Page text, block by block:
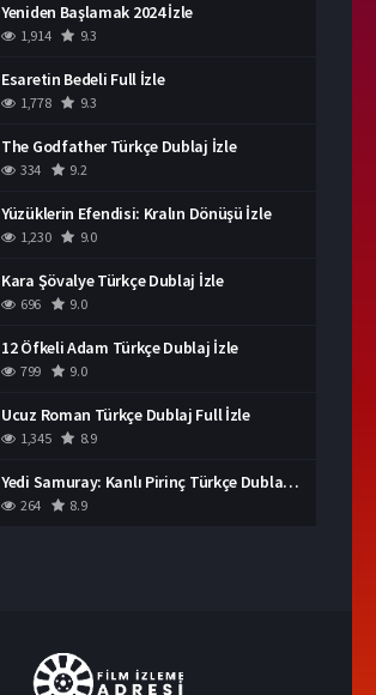
Yeniden Başlamak 2024 İzle
1,914 9.3
Esaretin Bedeli Full İzle
1,778 9.3
The Godfather Türkçe Dublaj İzle
334 9.2
Yüzüklerin Efendisi: Kralın Dönüşü İzle
1,230 9.0
Kara Şövalye Türkçe Dublaj İzle
696 9.0
12 Öfkeli Adam Türkçe Dublaj İzle
799 9.0
Ucuz Roman Türkçe Dublaj Full İzle
1,345 8.9
Yedi Samuray: Kanlı Pirinç Türkçe Dublaj İzle
264 8.9